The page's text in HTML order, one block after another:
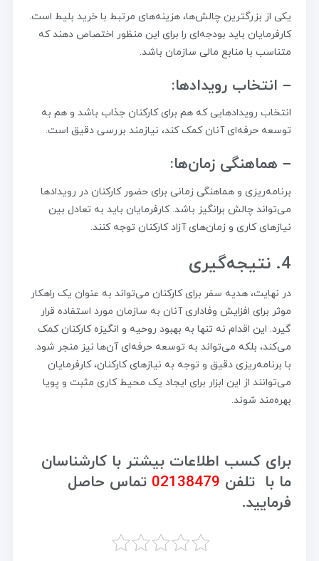
یکی از بزرگترین چالش‌ها، هزینه‌های مرتبط با خرید بلیط است.
کارفرمایان باید بودجه‌ای را برای این منظور اختصاص دهند که
متناسب با منابع مالی سازمان باشد.
– انتخاب رویدادها:
انتخاب رویدادهایی که هم برای کارکنان جذاب باشد و هم به
توسعه حرفه‌ای آنان کمک کند، نیازمند بررسی دقیق است.
– هماهنگی زمان‌ها:
برنامه‌ریزی و هماهنگی زمانی برای حضور کارکنان در رویدادها
می‌تواند چالش برانگیز باشد. کارفرمایان باید به تعادل بین
نیازهای کاری و زمان‌های آزاد کارکنان توجه کنند.
4. نتیجه‌گیری
در نهایت، هدیه سفر برای کارکنان می‌تواند به عنوان یک راهکار
موثر برای افزایش وفاداری آنان به سازمان مورد استفاده قرار
گیرد. این اقدام نه تنها به بهبود روحیه و انگیزه کارکنان کمک
می‌کند، بلکه می‌تواند به توسعه حرفه‌ای آن‌ها نیز منجر شود.
با برنامه‌ریزی دقیق و توجه به نیازهای کارکنان، کارفرمایان
می‌توانند از این ابزار برای ایجاد یک محیط کاری مثبت و پویا
بهره‌مند شوند.
برای کسب اطلاعات بیشتر با کارشناسان
ما با تلفن 02138479 تماس حاصل
فرمایید.